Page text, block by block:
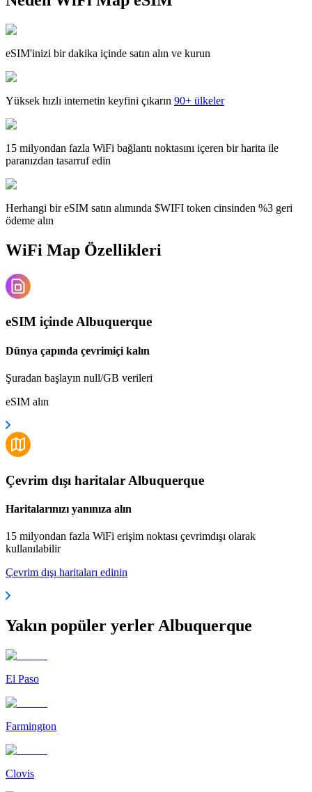
eSIM'inizi bir dakika içinde satın alın ve kurun
Yüksek hızlı internetin keyfini çıkarın 90+ ülkeler
15 milyondan fazla WiFi bağlantı noktasını içeren bir harita ile
paranızdan tasarruf edin
Herhangi bir eSIM satın alımında $WIFI token cinsinden %3 geri
ödeme alın
WiFi Map Özellikleri
eSIM içinde Albuquerque
Dünya çapında çevrimiçi kalın
Şuradan başlayın null/GB verileri
eSIM alın
Çevrim dışı haritalar Albuquerque
Haritalarınızı yanınıza alın
15 milyondan fazla WiFi erişim noktası çevrimdışı olarak
kullanılabilir
Çevrim dışı haritaları edinin
Yakın popüler yerler Albuquerque
El Paso
Farmington
Clovis